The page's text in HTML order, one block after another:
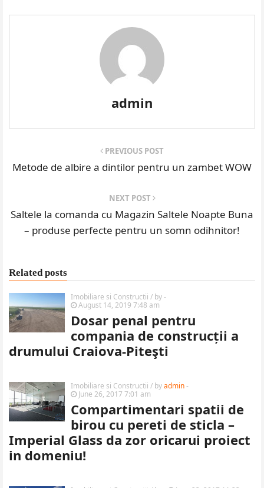
admin
PREVIOUS POST
Metode de albire a dintilor pentru un zambet WOW
NEXT POST
Saltele la comanda cu Magazin Saltele Noapte Buna
– produse perfecte pentru un somn odihnitor!
Related posts
Imobiliare si Constructii / by-
August 14, 2019 7:48 am
Dosar penal pentru
compania de construcții a
drumului Craiova-Piteşti
Imobiliare si Constructii / byadmin-
June 26, 2017 7:01 am
Compartimentari spatii de
birou cu pereti de sticla –
Imperial Glass da zor oricarui proiect
in domeniu!